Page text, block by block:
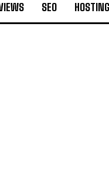
SEO HOSTING